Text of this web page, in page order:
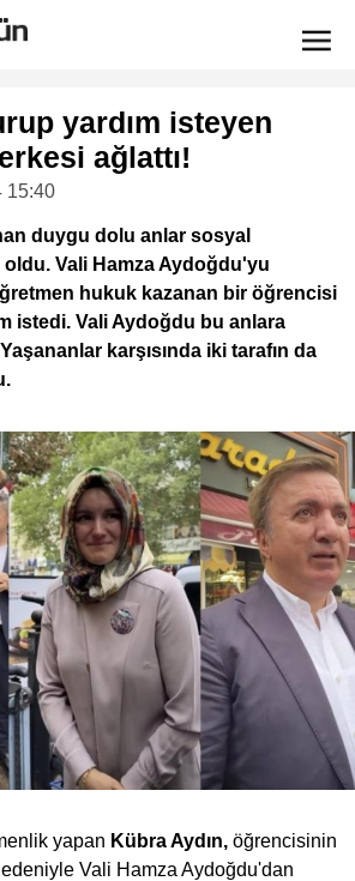
yardım isteyen
ağlattı!
15:40
duygu dolu anlar sosyal
Vali Hamza Aydoğdu'yu
hukuk kazanan bir öğrencisi
istedi. Vali Aydoğdu bu anlara
Yaşananlar karşısında iki tarafın da
yapan Kübra Aydın, öğrencisinin
Vali Hamza Aydoğdu'dan